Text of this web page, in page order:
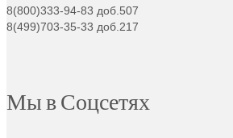
8(800)333-94-83 доб.507
8(499)703-35-33 доб.217
Мы в Соцсетях